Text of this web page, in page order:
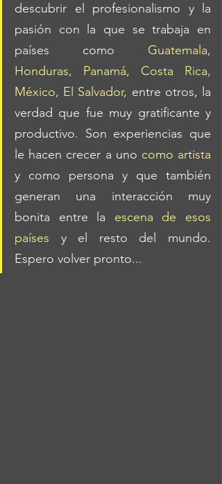
descubrir el profesionalismo y la
pasión con la que se trabaja en
países como Guatemala,
Honduras, Panamá, Costa Rica,
México, El Salvador, entre otros, la
verdad que fue muy gratificante y
productivo. Son experiencias que
le hacen crecer a uno como artista
y como persona y que también
generan una interacción muy
bonita entre la escena de esos
países y el resto del mundo.
Espero volver pronto...